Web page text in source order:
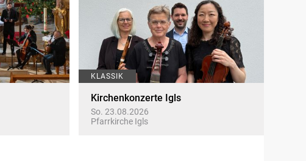
KLASSIK
Kirchenkonzerte Igls
So. 23.08.2026
Pfarrkirche Igls